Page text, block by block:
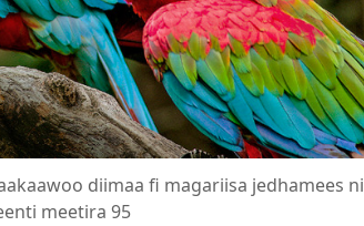
diimaa fi magariisa jedhamees ni
meetira 95